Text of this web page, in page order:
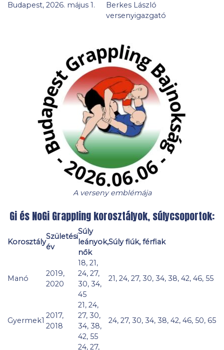
Budapest, 2026. május 1.
Berkes László
versenyigazgató
A verseny emblémája
Gi és NoGi Grappling korosztályok, súlycsoportok:
Korosztály
Születési
év
Súly
leányok,
nők
Súly fiúk, férfiak
Manó
2019,
2020
18, 21,
24, 27,
30, 34,
45
21, 24, 27, 30, 34, 38, 42, 46, 55
Gyermek1
2017,
2018
21, 24,
27, 30,
34, 38,
42, 55
24, 27, 30, 34, 38, 42, 46, 50, 65
24, 27,